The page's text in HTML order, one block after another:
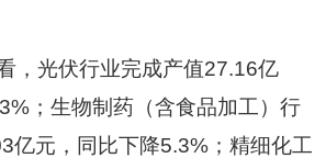
，光伏行业完成产值27.16亿
；生物制药（含食品加工）行
亿元，同比下降5.3%；精细化工